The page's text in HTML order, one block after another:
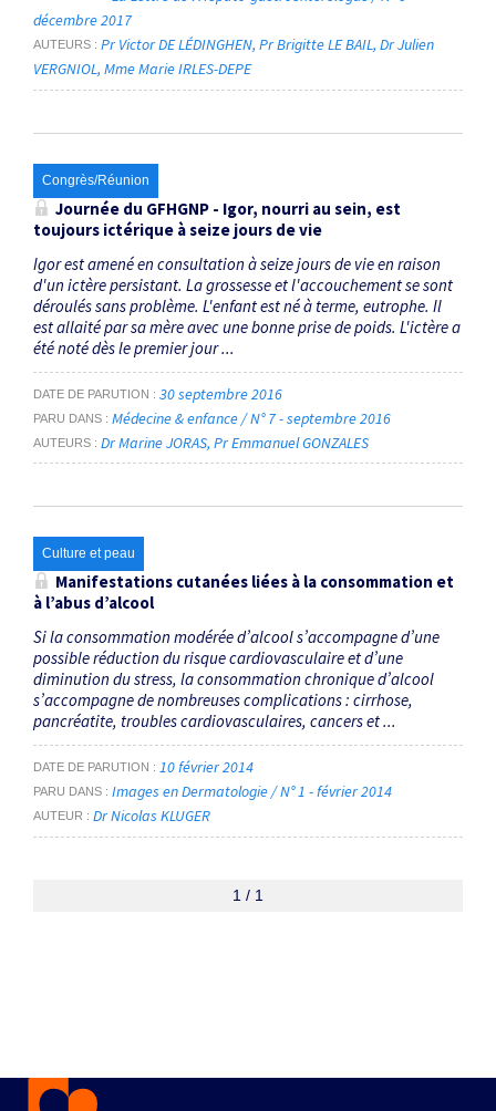
décembre 2017
AUTEURS Pr Victor DE LÉDINGHEN Pr Brigitte LE BAIL Dr Julien
VERGNIOL Mme Marie IRLES-DEPE
Congrès/Réunion
Journée du GFHGNP - Igor, nourri au sein, est
toujours ictérique à seize jours de vie
Igor est amené en consultation à seize jours de vie en raison
d'un ictère persistant. La grossesse et l'accouchement se sont
déroulés sans problème. L'enfant est né à terme, eutrophe. Il
est allaité par sa mère avec une bonne prise de poids. L'ictère a
été noté dès le premier jour ...
DATE DE PARUTION 30 septembre 2016
PARU DANS Médecine & enfance / N° 7 - septembre 2016
AUTEURS Dr Marine JORAS Pr Emmanuel GONZALES
Culture et peau
Manifestations cutanées liées à la consommation et
à l’abus d’alcool
Si la consommation modérée d’alcool s’accompagne d’une
possible réduction du risque cardiovasculaire et d’une
diminution du stress, la consommation chronique d’alcool
s’accompagne de nombreuses complications : cirrhose,
pancréatite, troubles cardiovasculaires, cancers et ...
DATE DE PARUTION 10 février 2014
PARU DANS Images en Dermatologie / N° 1 - février 2014
AUTEUR Dr Nicolas KLUGER
1 / 1